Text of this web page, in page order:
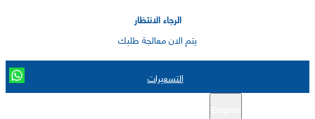
الرجاء الانتظار
يتم الان معالجة طلبك
التسعيرات